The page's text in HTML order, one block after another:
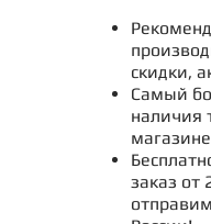
скидки,
Самый
наличия
заказ от